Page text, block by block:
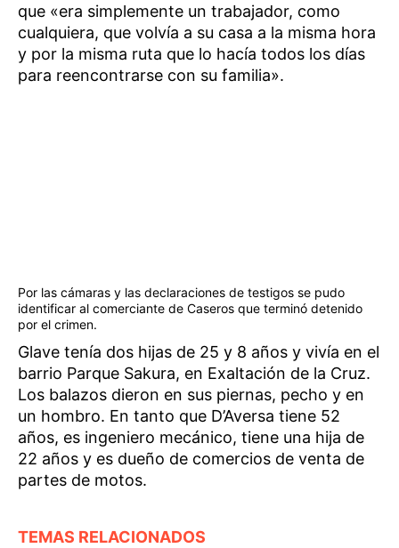
que «era simplemente un trabajador, como
cualquiera, que volvía a su casa a la misma hora
y por la misma ruta que lo hacía todos los días
para reencontrarse con su familia».
Por las cámaras y las declaraciones de testigos se pudo
identificar al comerciante de Caseros que terminó detenido
por el crimen.
Glave tenía dos hijas de 25 y 8 años y vivía en el
barrio Parque Sakura, en Exaltación de la Cruz.
Los balazos dieron en sus piernas, pecho y en
un hombro. En tanto que D’Aversa tiene 52
años, es ingeniero mecánico, tiene una hija de
22 años y es dueño de comercios de venta de
partes de motos.
TEMAS RELACIONADOS